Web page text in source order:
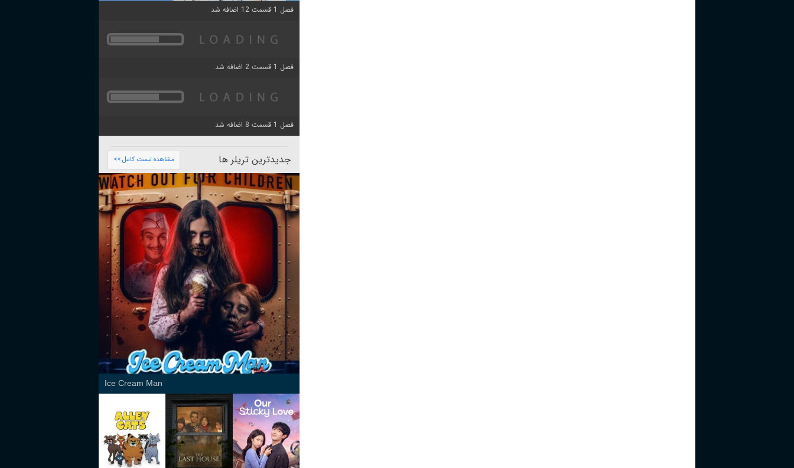
فصل 1 قسمت 12 اضافه شد
فصل 1 قسمت 2 اضافه شد
فصل 1 قسمت 8 اضافه شد
جدیدترین تریلر ها مشاهده لیست کامل >>
Ice Cream Man